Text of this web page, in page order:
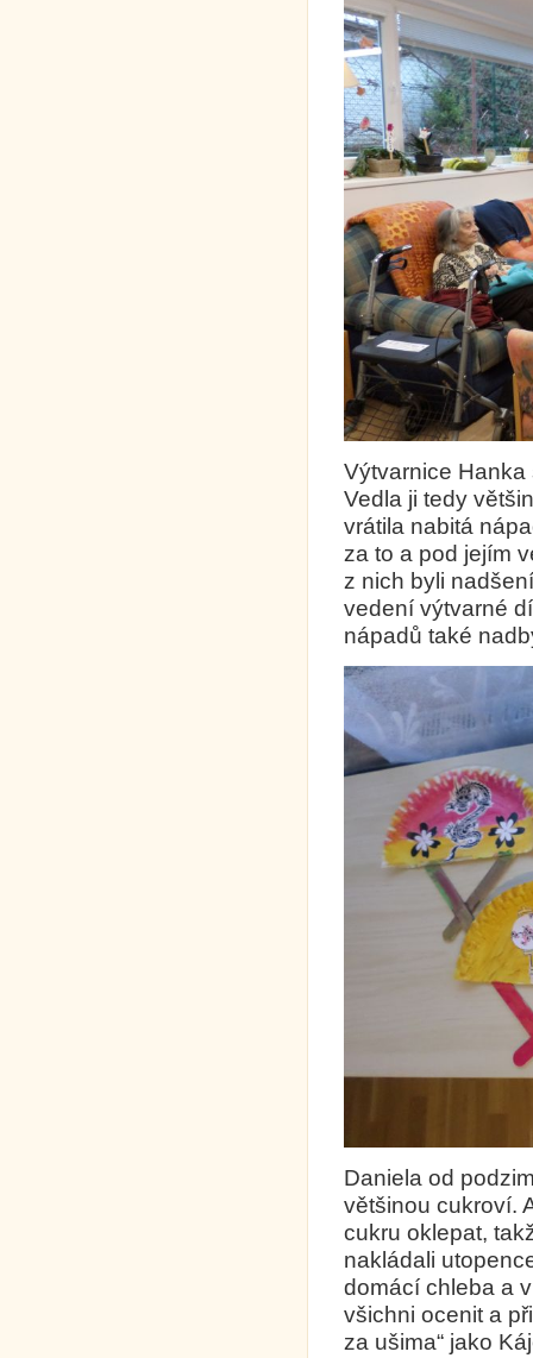
Výtvarnice
Vedla ji tedy
vrátila nabitá
za to a pod jejím
z nich byli
vedení výtvarné
nápadů také
Daniela od
většinou cukroví.
cukru oklepat,
nakládali
domácí chleba a
všichni ocenit a
za ušima“ jako